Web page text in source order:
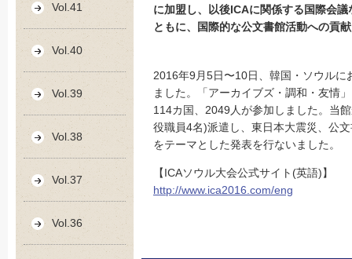
Vol.41
Vol.40
Vol.39
Vol.38
Vol.37
Vol.36
に加盟し、以後ICAに関係する国際会
ともに、国際的な公文書館活動への貢
2016年9月5日〜10日、韓国・ソウル
ました。「アーカイブズ・調和・友情
114カ国、2049人が参加しました。当
役職員4名)派遣し、東日本大震災、公
をテーマとした発表を行ないました。
【ICAソウル大会公式サイト(英語)】
http://www.ica2016.com/eng